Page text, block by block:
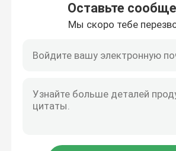
Съемная клейкая лента
Клейкая лента фильма
Давление - чувствительная
Оставьте
Мы скоро тебе